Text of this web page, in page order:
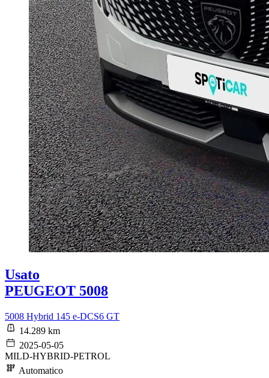
Usato
PEUGEOT 5008
5008 Hybrid 145 e-DCS6 GT
14.289 km
2025-05-05
MILD-HYBRID-PETROL
Automatico